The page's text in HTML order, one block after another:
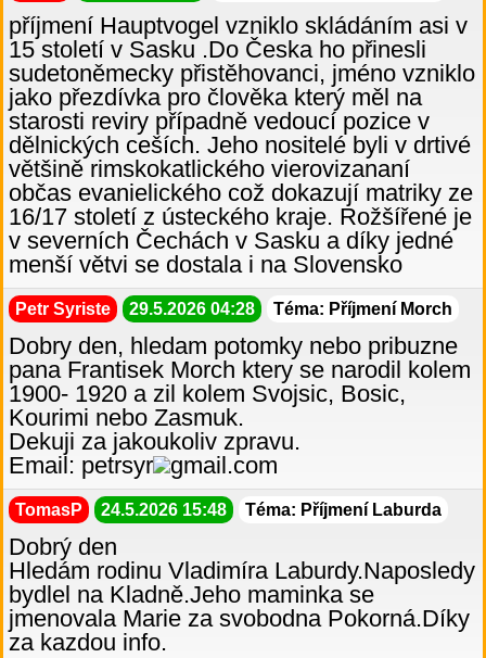
příjmení Hauptvogel vzniklo skládáním asi v
15 století v Sasku .Do Česka ho přinesli
sudetoněmecky přistěhovanci, jméno vzniklo
jako přezdívka pro člověka který měl na
starosti reviry případně vedoucí pozice v
dělnických ceších. Jeho nositelé byli v drtivé
většině rimskokatlického vierovizananí
občas evanielického což dokazují matriky ze
16/17 století z ústeckého kraje. Rožšířené je
v severních Čechách v Sasku a díky jedné
menší větvi se dostala i na Slovensko
Petr Syriste 29.5.2026 04:28 Téma: Příjmení Morch
Dobry den, hledam potomky nebo pribuzne
pana Frantisek Morch ktery se narodil kolem
1900- 1920 a zil kolem Svojsic, Bosic,
Kourimi nebo Zasmuk.
Dekuji za jakoukoliv zpravu.
Email: petrsyr
gmail.com
TomasP 24.5.2026 15:48 Téma: Příjmení Laburda
Dobrý den
Hledám rodinu Vladimíra Laburdy.Naposledy
bydlel na Kladně.Jeho maminka se
jmenovala Marie za svobodna Pokorná.Díky
za kazdou info.